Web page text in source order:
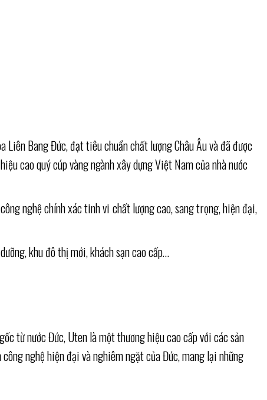
Bang Đức, đạt tiêu chuẩn chất lượng Châu Âu và đã được
cao quý cúp vàng ngành xây dựng Việt Nam của nhà nước
nghệ chính xác tinh vi chất lượng cao, sang trọng, hiện đại,
khu đô thị mới, khách sạn cao cấp…
từ nước Đức, Uten là một thương hiệu cao cấp với các sản
nghệ hiện đại và nghiêm ngặt của Đức, mang lại những